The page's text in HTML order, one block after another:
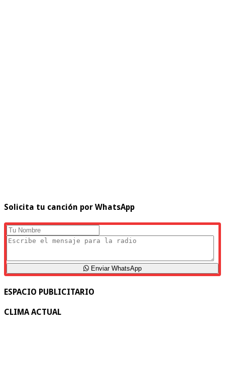
Solicita tu canción por WhatsApp
Enviar WhatsApp
ESPACIO PUBLICITARIO
CLIMA ACTUAL